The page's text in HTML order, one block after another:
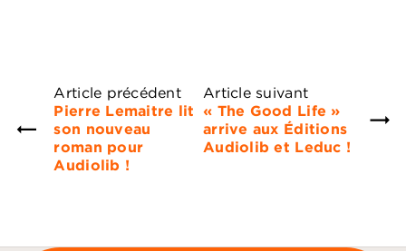
Article précédent
Pierre Lemaitre lit
son nouveau
roman pour
Audiolib !
Article suivant
« The Good Life »
arrive aux Éditions
Audiolib et Leduc !